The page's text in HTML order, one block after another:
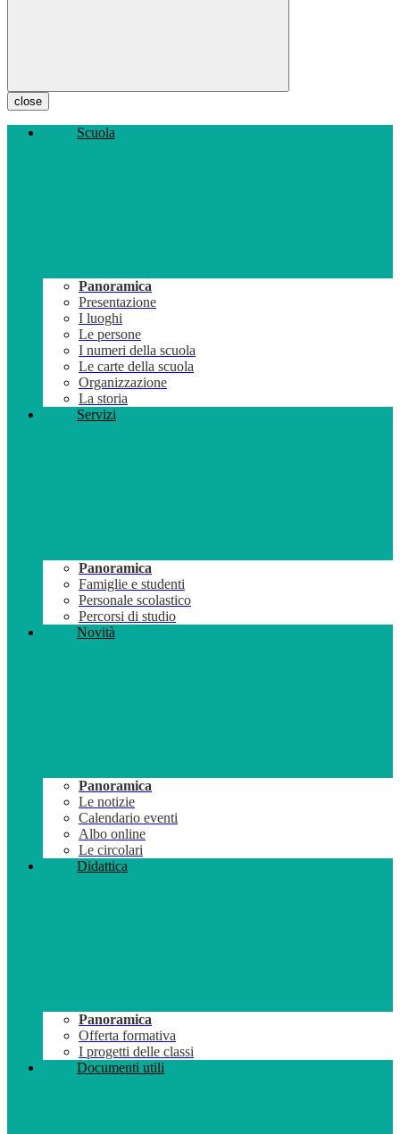
close
Scuola
Panoramica
Presentazione
I luoghi
Le persone
I numeri della scuola
Le carte della scuola
Organizzazione
La storia
Servizi
Panoramica
Famiglie e studenti
Personale scolastico
Percorsi di studio
Novità
Panoramica
Le notizie
Calendario eventi
Albo online
Le circolari
Didattica
Panoramica
Offerta formativa
I progetti delle classi
Documenti utili